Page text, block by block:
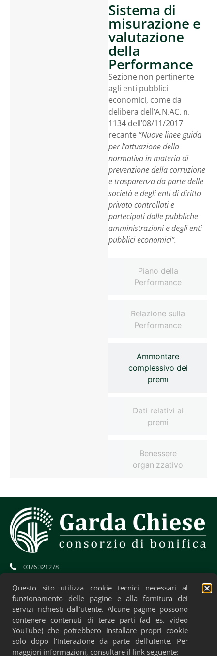
Piano della
Performance
Relazione sulla
Performance
Ammontare
complessivo dei
premi
Dati relativi ai
premi
Benessere
organizzativo
Sistema di
misurazione e
valutazione
della
Performance
Sezione non pertinente
agli enti pubblici
economici, come da
delibera dell’A.N.AC. n.
1134 dell’08/11/2017
recante “Nuove linee guida
per l’attuazione della
normativa in materia di
prevenzione della corruzione
e trasparenza da parte delle
società e degli enti di diritto
privato controllati e
partecipati dalle pubbliche
amministrazioni e degli enti
pubblici economici”.
0376 321278
cb.gardachiese-bonifica@pec.regione.lombardia.it
CF: 01706580204
Questo sito utilizza cookie tecnici necessari al
funzionamento delle pagine e alla fornitura dei
servizi richiesti dall’utente. Alcune pagine possono
contenere contenuti di terze parti (ad es. video
YouTube) che potrebbero installare propri cookie
solo dopo l’interazione da parte dell’utente. Per
maggiori informazioni, consultare il link seguente: